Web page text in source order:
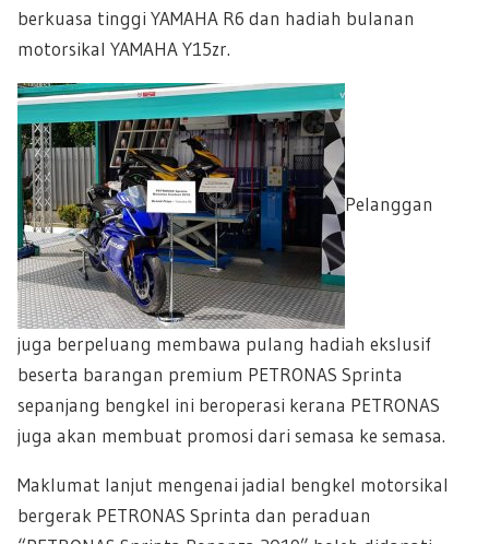
berkuasa tinggi YAMAHA R6 dan hadiah bulanan
motorsikal YAMAHA Y15zr.
Pelanggan
juga berpeluang membawa pulang hadiah ekslusif
beserta barangan premium PETRONAS Sprinta
sepanjang bengkel ini beroperasi kerana PETRONAS
juga akan membuat promosi dari semasa ke semasa.
Maklumat lanjut mengenai jadial bengkel motorsikal
bergerak PETRONAS Sprinta dan peraduan